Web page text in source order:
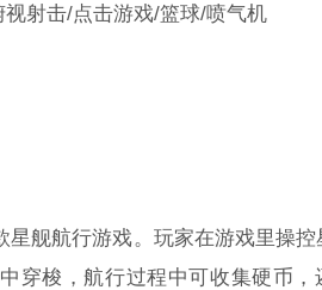
射击/点击游戏/篮球/喷气机
星舰航行游戏。玩家在游戏里操控
穿梭，航行过程中可收集硬币，